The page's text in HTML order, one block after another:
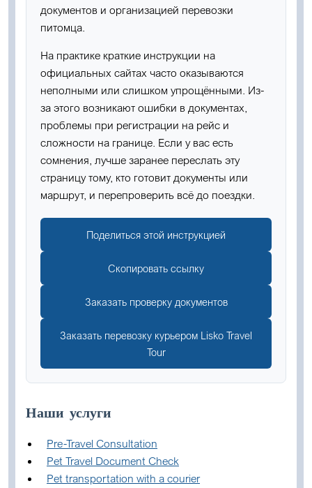
документов и организацией перевозки
питомца.
На практике краткие инструкции на
официальных сайтах часто оказываются
неполными или слишком упрощёнными. Из-
за этого возникают ошибки в документах,
проблемы при регистрации на рейс и
сложности на границе. Если у вас есть
сомнения, лучше заранее переслать эту
страницу тому, кто готовит документы или
маршрут, и перепроверить всё до поездки.
Поделиться этой инструкцией
Скопировать ссылку
Заказать проверку документов
Заказать перевозку курьером Lisko Travel
Tour
Наши услуги
Pre-Travel Consultation
Pet Travel Document Check
Pet transportation with a courier